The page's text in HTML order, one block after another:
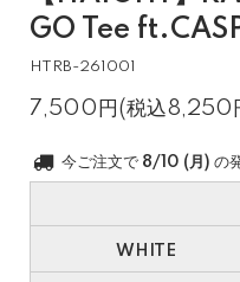
GO Tee
HTRB-261001
7,500円(税込8,250
今ご注文で 8/10 (月) の
WHITE